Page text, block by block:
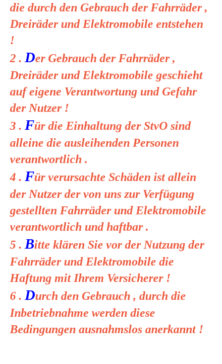
die durch den Gebrauch der Fahrräder ,
Dreiräder und Elektromobile entstehen
!
2 . Der Gebrauch der Fahrräder ,
Dreiräder und Elektromobile geschieht
auf eigene Verantwortung und Gefahr
der Nutzer !
3 . Für die Einhaltung der StvO sind
alleine die ausleihenden Personen
verantwortlich .
4 . Für verursachte Schäden ist allein
der Nutzer der von uns zur Verfügung
gestellten Fahrräder und Elektromobile
verantwortlich und haftbar .
5 . Bitte klären Sie vor der Nutzung der
Fahrräder und Elektromobile die
Haftung mit Ihrem Versicherer !
6 . Durch den Gebrauch , durch die
Inbetriebnahme werden diese
Bedingungen ausnahmslos anerkannt !